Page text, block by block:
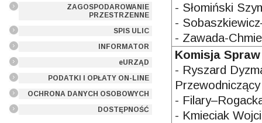
ZAGOSPODAROWANIE
PRZESTRZENNE
SPIS ULIC
INFORMATOR
eURZĄD
PODATKI I OPŁATY ON-LINE
OCHRONA DANYCH OSOBOWYCH
DOSTĘPNOŚĆ
- Słomiński
-
- Zawada-
Komisja
- Ryszard
Przewodniczący
-
- Kmieciak